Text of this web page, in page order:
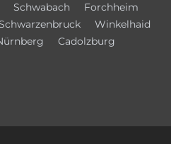
Schwabach
Forchheim
Winkelhaid
Cadolzburg